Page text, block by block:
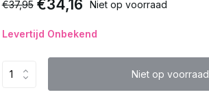
€37,95 €34,16 Niet op voorraad
Levertijd Onbekend
Niet op voorraad